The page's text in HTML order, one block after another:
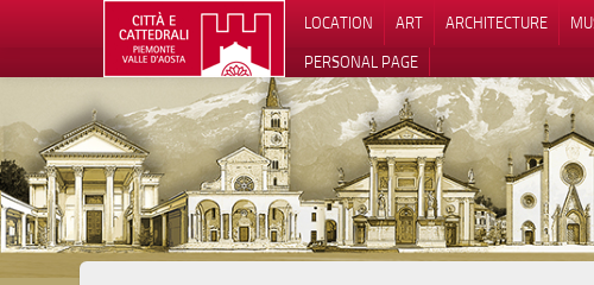
LOCATION ART ARCHITECTURE
PERSONAL PAGE